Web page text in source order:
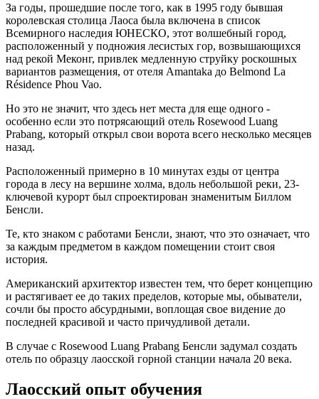
За годы, прошедшие после того, как в 1995 году бывшая
королевская столица Лаоса была включена в список
Всемирного наследия ЮНЕСКО, этот волшебный город,
расположенный у подножия лесистых гор, возвышающихся
над рекой Меконг, привлек медленную струйку роскошных
вариантов размещения, от отеля Amantaka до Belmond La
Résidence Phou Vao.
Но это не значит, что здесь нет места для еще одного -
особенно если это потрясающий отель Rosewood Luang
Prabang, который открыл свои ворота всего несколько месяцев
назад.
Расположенный примерно в 10 минутах езды от центра
города в лесу на вершине холма, вдоль небольшой реки, 23-
ключевой курорт был спроектирован знаменитым Биллом
Бенсли.
Те, кто знаком с работами Бенсли, знают, что это означает, что
за каждым предметом в каждом помещении стоит своя
история.
Американский архитектор известен тем, что берет концепцию
и растягивает ее до таких пределов, которые мы, обыватели,
сочли бы просто абсурдными, воплощая свое видение до
последней красивой и часто причудливой детали.
В случае с Rosewood Luang Prabang Бенсли задумал создать
отель по образцу лаосской горной станции начала 20 века.
Лаосский опыт обучения